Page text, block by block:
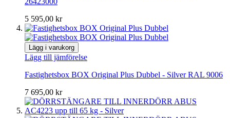
5 595,00 kr
Lägg i varukorg
Lägg till jämförelse
Fastighetsbox BOX Original Plus Dubbel - Silver RAL 9006
7 695,00 kr